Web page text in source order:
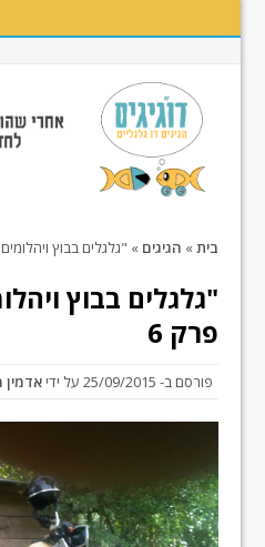
בית» הגיגים » "גלגלים בבוץ
"גלגלים בבוץ
פרק 6
פורסם ב- 25/09/2015 על ידי